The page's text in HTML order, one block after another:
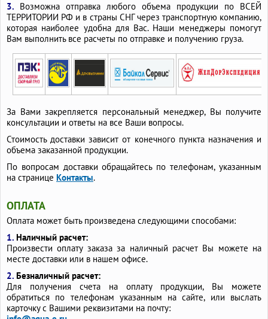
3. Возможна отправка любого объема продукции по ВСЕЙ
ТЕРРИТОРИИ РФ и в страны СНГ через транспортную компанию,
которая наиболее удобна для Вас. Наши менеджеры помогут
Вам выполнить все расчеты по отправке и получению груза.
За Вами закрепляется персональный менеджер, Вы получите
консультации и ответы на все Ваши вопросы.
Стоимость доставки зависит от конечного пункта назначения и
объема заказанной продукции.
По вопросам доставки обращайтесь по телефонам, указанным
на странице Контакты.
ОПЛАТА
Оплата может быть произведена следующими способами:
1. Наличный расчет:
Произвести оплату заказа за наличный расчет Вы можете на
месте доставки или в нашем офисе.
2. Безналичный расчет:
Для получения счета на оплату продукции, Вы можете
обратиться по телефонам указанным на сайте, или выслать
карточку с Вашими реквизитами на почту: